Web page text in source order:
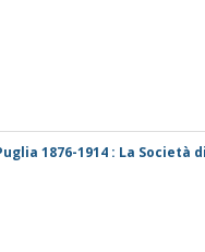
1876-1914 : La Società